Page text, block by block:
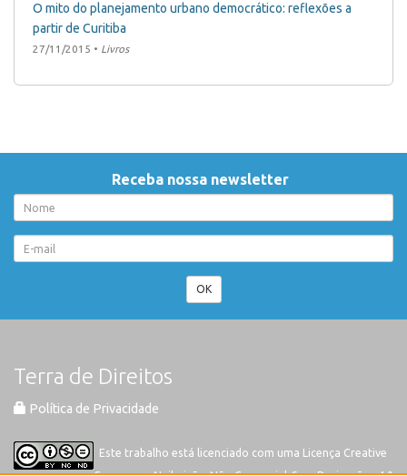
O mito do planejamento urbano democrático: reflexões a
partir de Curitiba
27/11/2015 • Livros
Receba nossa newsletter
OK
Terra de Direitos
Política de Privacidade
Este trabalho está licenciado com uma Licença Creative